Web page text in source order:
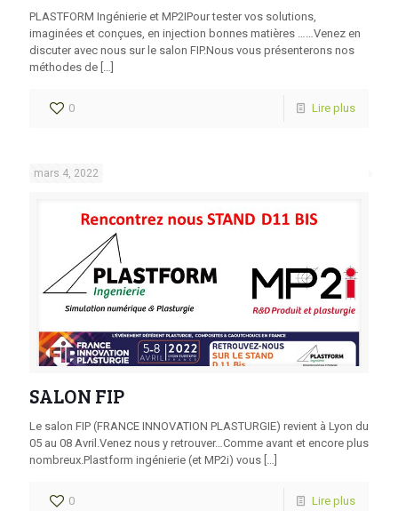
PLASTFORM Ingénierie et MP2IPour tester vos solutions,
imaginées et conçues, en injection bonnes matières ……Venez en
discuter avec nous sur le salon FIP.Nous vous présenterons nos
méthodes de […]
0 Lire plus
mars 4, 2022
SALON FIP
Le salon FIP (FRANCE INNOVATION PLASTURGIE) revient à Lyon du
05 au 08 Avril.Venez nous y retrouver…Comme avant et encore plus
nombreux.Plastform ingénierie (et MP2i) vous […]
0 Lire plus